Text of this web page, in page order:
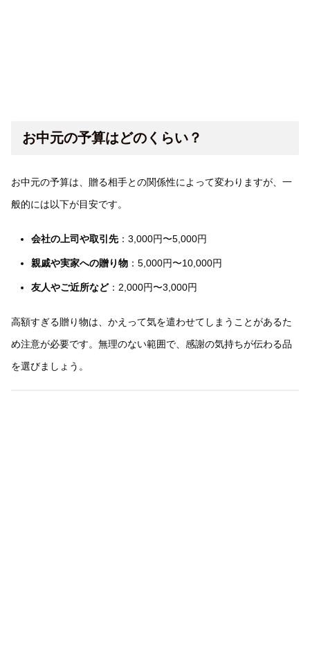
お中元の予算はどのくらい？
お中元の予算は、贈る相手との関係性によって変わりますが、一
般的には以下が目安です。
会社の上司や取引先：3,000円〜5,000円
親戚や実家への贈り物：5,000円〜10,000円
友人やご近所など：2,000円〜3,000円
高額すぎる贈り物は、かえって気を遣わせてしまうことがあるた
め注意が必要です。無理のない範囲で、感謝の気持ちが伝わる品
を選びましょう。